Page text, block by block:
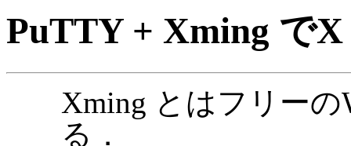
PuTTY + Xming で
Xming とはフリー
る．